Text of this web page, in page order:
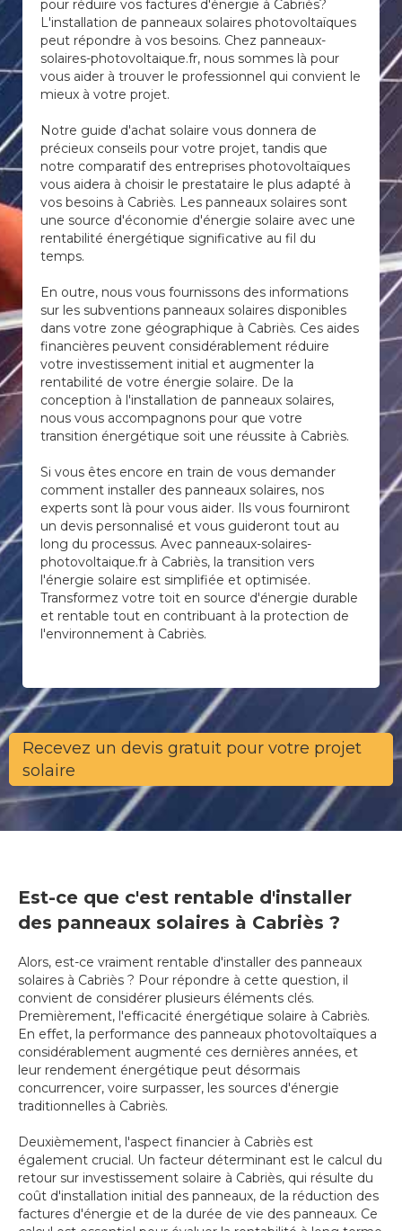
pour réduire vos factures d'énergie à Cabriès?
L'installation de panneaux solaires photovoltaïques
peut répondre à vos besoins. Chez panneaux-
solaires-photovoltaique.fr, nous sommes là pour
vous aider à trouver le professionnel qui convient le
mieux à votre projet.
Notre guide d'achat solaire vous donnera de
précieux conseils pour votre projet, tandis que
notre comparatif des entreprises photovoltaïques
vous aidera à choisir le prestataire le plus adapté à
vos besoins à Cabriès. Les panneaux solaires sont
une source d'économie d'énergie solaire avec une
rentabilité énergétique significative au fil du
temps.
En outre, nous vous fournissons des informations
sur les subventions panneaux solaires disponibles
dans votre zone géographique à Cabriès. Ces aides
financières peuvent considérablement réduire
votre investissement initial et augmenter la
rentabilité de votre énergie solaire. De la
conception à l'installation de panneaux solaires,
nous vous accompagnons pour que votre
transition énergétique soit une réussite à Cabriès.
Si vous êtes encore en train de vous demander
comment installer des panneaux solaires, nos
experts sont là pour vous aider. Ils vous fourniront
un devis personnalisé et vous guideront tout au
long du processus. Avec panneaux-solaires-
photovoltaique.fr à Cabriès, la transition vers
l'énergie solaire est simplifiée et optimisée.
Transformez votre toit en source d'énergie durable
et rentable tout en contribuant à la protection de
l'environnement à Cabriès.
Recevez un devis gratuit pour votre projet
solaire
Est-ce que c'est rentable d'installer
des panneaux solaires à Cabriès ?
Alors, est-ce vraiment rentable d'installer des panneaux
solaires à Cabriès ? Pour répondre à cette question, il
convient de considérer plusieurs éléments clés.
Premièrement, l'efficacité énergétique solaire à Cabriès.
En effet, la performance des panneaux photovoltaïques a
considérablement augmenté ces dernières années, et
leur rendement énergétique peut désormais
concurrencer, voire surpasser, les sources d'énergie
traditionnelles à Cabriès.
Deuxièmement, l'aspect financier à Cabriès est
également crucial. Un facteur déterminant est le calcul du
retour sur investissement solaire à Cabriès, qui résulte du
coût d'installation initial des panneaux, de la réduction des
factures d'énergie et de la durée de vie des panneaux. Ce